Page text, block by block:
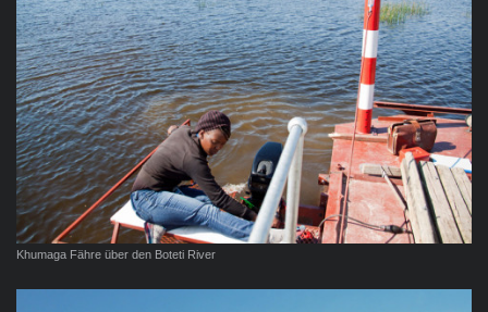
Khumaga Fähre über den Boteti River